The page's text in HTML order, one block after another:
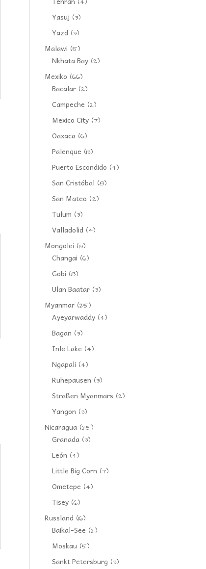
(4)
Yasuj (3)
Yazd (3)
Malawi (5)
Nkhata Bay (2)
Mexiko (66)
Bacalar (2)
Campeche (2)
Mexico City (7)
Oaxaca (6)
Palenque (13)
Puerto Escondido (4)
San Cristóbal (8)
San Mateo (12)
Tulum (3)
Valladolid (4)
Mongolei (13)
Changai (6)
Gobi (8)
Ulan Baatar (3)
Myanmar (25)
Ayeyarwaddy (4)
Bagan (3)
Inle Lake (4)
Ngapali (4)
Ruhepausen (3)
Straßen Myanmars (2)
Yangon (3)
Nicaragua (25)
Granada (3)
León (4)
Little Big Corn (7)
Ometepe (4)
Tisey (6)
Russland (16)
Baikal-See (2)
Moskau (5)
Sankt Petersburg (3)